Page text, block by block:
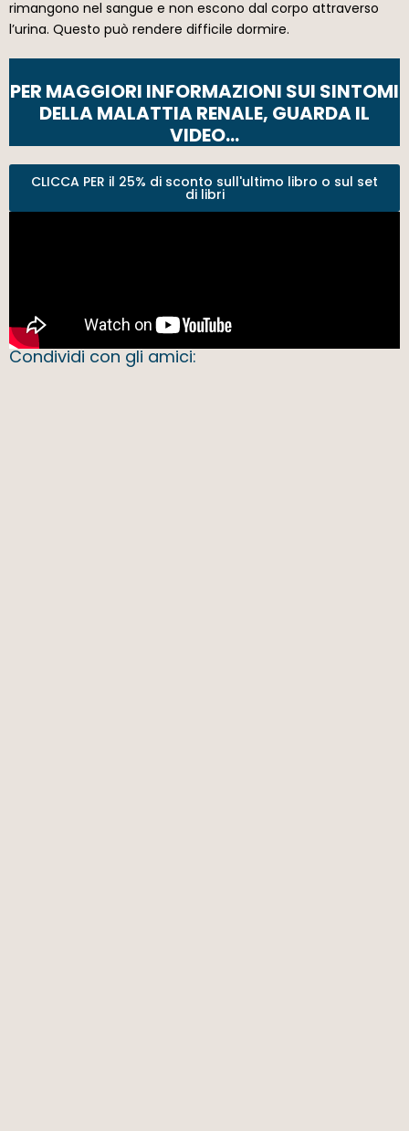
rimangono nel sangue e non escono dal corpo attraverso
l’urina. Questo può rendere difficile dormire.
PER MAGGIORI INFORMAZIONI SUI SINTOMI
DELLA MALATTIA RENALE, GUARDA IL
VIDEO…
CLICCA PER il 25% di sconto sull'ultimo libro o sul set
di libri
Condividi con gli amici: